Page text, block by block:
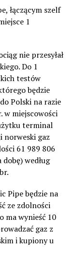
łączącym szelf
1
nie przesyłał
Do 1
testów
będzie
Polski na razie
w miejscowości
terminal
norweski gaz
61 989 806
według
Pipe będzie na
ze zdolności
ma wynieść 10
gaz z
i kupiony u